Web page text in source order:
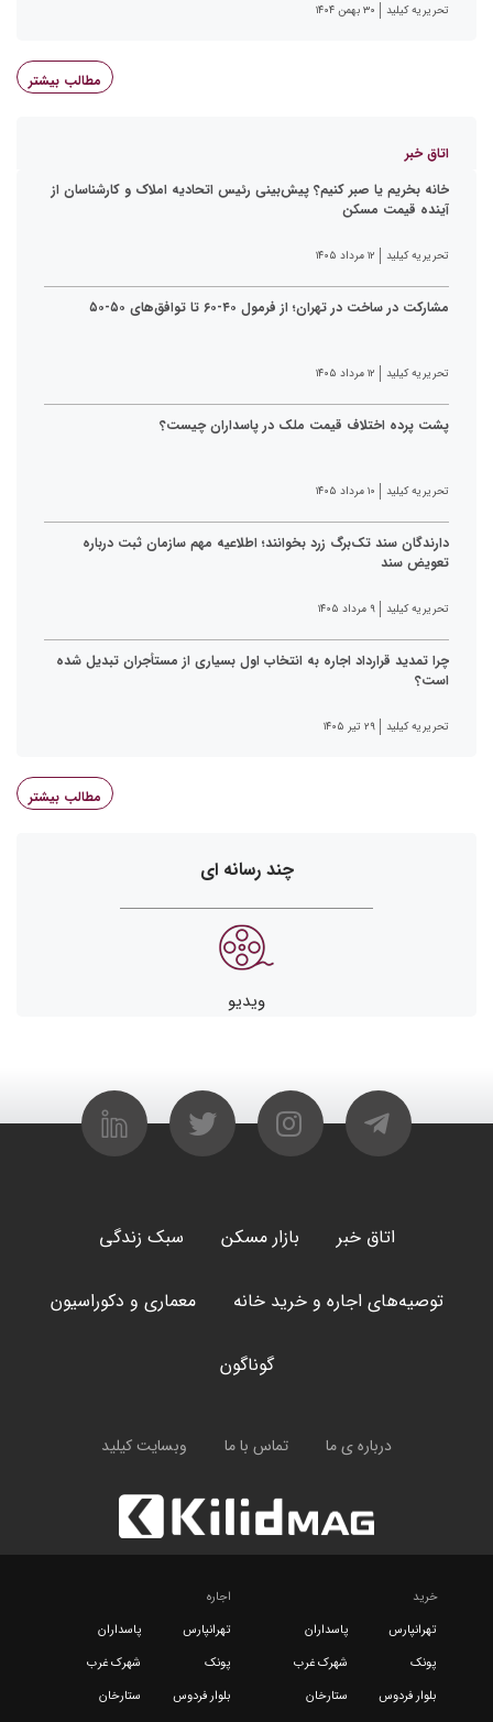
تحریریه کیلید ۳۰ بهمن ۱۴۰۴
مطالب بیشتر
اتاق خبر
خانه بخریم یا صبر کنیم؟ پیش‌بینی رئیس اتحادیه املاک و کارشناسان از
آینده قیمت مسکن
تحریریه کیلید ۱۲ مرداد ۱۴۰۵
مشارکت در ساخت در تهران؛ از فرمول ۴۰-۶۰ تا توافق‌های ۵۰-۵۰
تحریریه کیلید ۱۲ مرداد ۱۴۰۵
پشت پرده اختلاف قیمت ملک در پاسداران چیست؟
تحریریه کیلید ۱۰ مرداد ۱۴۰۵
دارندگان سند تک‌برگ زرد بخوانند؛ اطلاعیه مهم سازمان ثبت درباره
تعویض سند
تحریریه کیلید ۹ مرداد ۱۴۰۵
چرا تمدید قرارداد اجاره به انتخاب اول بسیاری از مستأجران تبدیل شده
است؟
تحریریه کیلید ۲۹ تیر ۱۴۰۵
مطالب بیشتر
چند رسانه ای
ویدیو
اتاق خبر بازار مسکن سبک زندگی
توصیه‌های اجاره و خرید خانه معماری و دکوراسیون
گوناگون
درباره ی ما تماس با ما وبسایت کیلید
خرید
تهرانپارس
پاسداران
پونک
شهرک غرب
بلوار فردوس
ستارخان
اجاره
تهرانپارس
پاسداران
پونک
شهرک غرب
بلوار فردوس
ستارخان